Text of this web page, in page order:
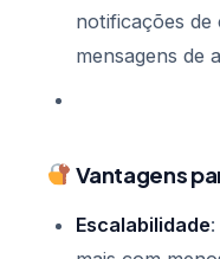
notificações de
mensagens de
Vantagens
Escalabilidade